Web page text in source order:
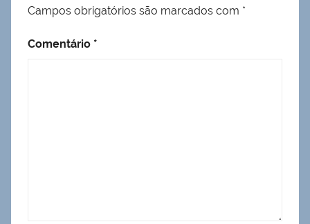
Campos obrigatórios são marcados com *
Comentário *